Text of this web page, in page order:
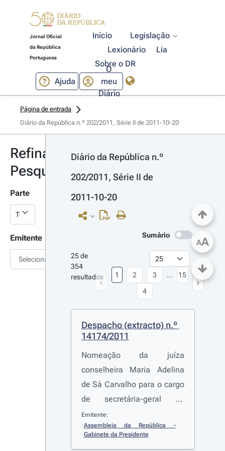
Jornal Oficial
da República
Portuguesa
Início
Legislação
Lexionário
Lia
Sobre o DR
Ajuda
O
meu
Diário
Página de entrada
Diário da República n.º 202/2011, Série II de 2011-10-20
Refinar
Pesquisa
Parte
Emitente
Selecionar
Diário da República n.º
202/2011, Série II de
2011-10-20
Sumário
25 de
354
resultados
1 2
3
4
... 15
Despacho (extracto) n.º
14174/2011
Nomeação da juíza
conselheira Maria Adelina
de Sá Carvalho para o cargo
de secretária-geral da
Assembleia da República
Emitente:
Assembleia da República -
Gabinete da Presidente
AA